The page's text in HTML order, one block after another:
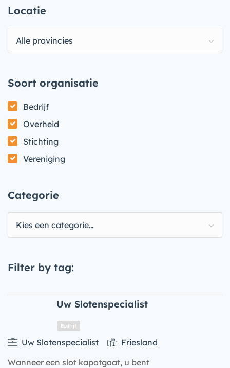
Locatie
Alle provincies
Soort organisatie
Bedrijf
Overheid
Stichting
Vereniging
Categorie
Kies een categorie…
Filter by tag:
Uw Slotenspecialist
Uw Slotenspecialist
Friesland
Wanneer een slot kapotgaat, u bent